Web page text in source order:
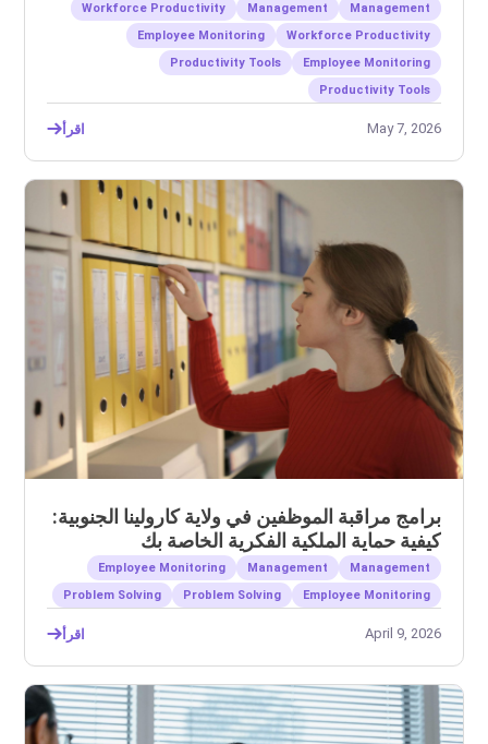
Management
Management
Workforce Productivity
Workforce Productivity
Employee Monitoring
Employee Monitoring
Productivity Tools
Productivity Tools
May 7, 2026 اقرأ
برامج مراقبة الموظفين في ولاية كارولينا الجنوبية:
كيفية حماية الملكية الفكرية الخاصة بك
Management
Management
Employee Monitoring
Employee Monitoring
Problem Solving
Problem Solving
April 9, 2026 اقرأ